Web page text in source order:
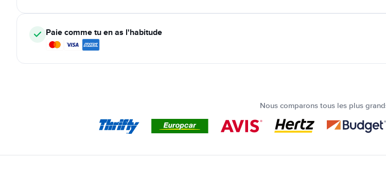
Paie comme tu en as l'habitude
Nous comparons tous les plus